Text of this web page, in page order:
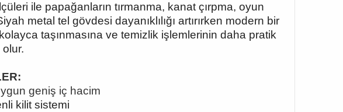
ile papağanların tırmanma, kanat çırpma, oyun
metal tel gövdesi dayanıklılığı artırırken modern bir
taşınmasına ve temizlik işlemlerinin daha pratik
olur.
geniş iç hacim
kilit sistemi